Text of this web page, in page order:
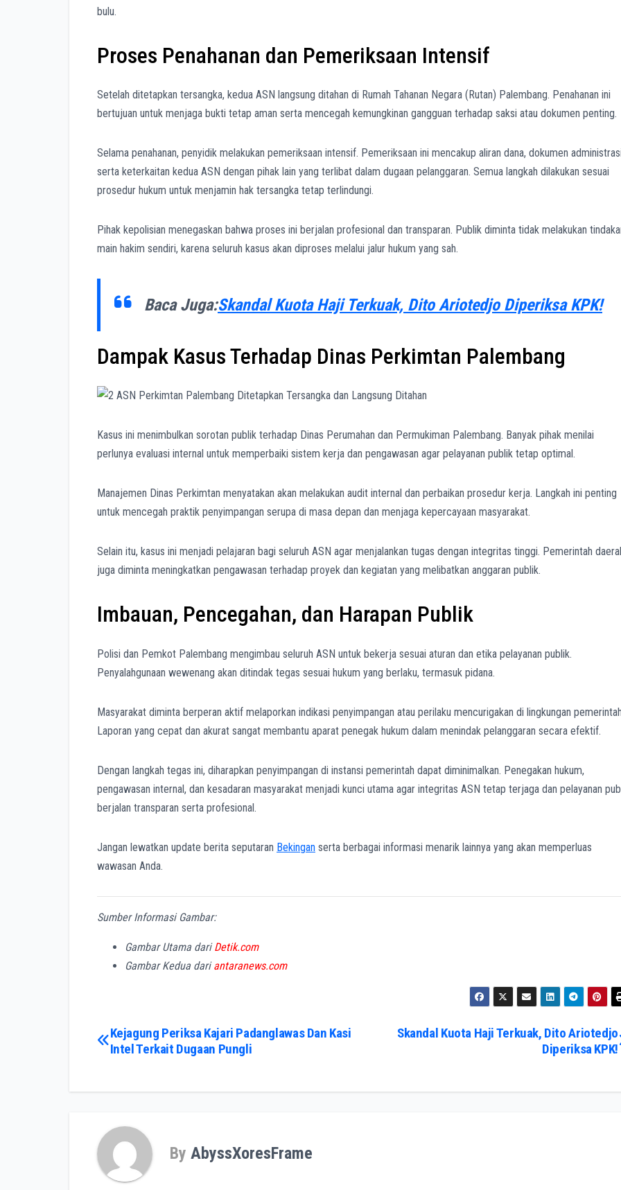
bulu.
Proses Penahanan dan Pemeriksaan Intensif
Setelah ditetapkan tersangka, kedua ASN langsung ditahan di Rumah Tahanan Negara (Rutan) Palembang. Penahanan ini
bertujuan untuk menjaga bukti tetap aman serta mencegah kemungkinan gangguan terhadap saksi atau dokumen penting.
Selama penahanan, penyidik melakukan pemeriksaan intensif. Pemeriksaan ini mencakup aliran dana, dokumen
serta keterkaitan kedua ASN dengan pihak lain yang terlibat dalam dugaan pelanggaran. Semua langkah dilakukan sesuai
prosedur hukum untuk menjamin hak tersangka tetap terlindungi.
Pihak kepolisian menegaskan bahwa proses ini berjalan profesional dan transparan. Publik diminta tidak melakukan
main hakim sendiri, karena seluruh kasus akan diproses melalui jalur hukum yang sah.
Baca Juga:Skandal Kuota Haji Terkuak, Dito Ariotedjo Diperiksa KPK!
Dampak Kasus Terhadap Dinas Perkimtan Palembang
Kasus ini menimbulkan sorotan publik terhadap Dinas Perumahan dan Permukiman Palembang. Banyak pihak menilai
perlunya evaluasi internal untuk memperbaiki sistem kerja dan pengawasan agar pelayanan publik tetap optimal.
Manajemen Dinas Perkimtan menyatakan akan melakukan audit internal dan perbaikan prosedur kerja. Langkah ini penting
untuk mencegah praktik penyimpangan serupa di masa depan dan menjaga kepercayaan masyarakat.
Selain itu, kasus ini menjadi pelajaran bagi seluruh ASN agar menjalankan tugas dengan integritas tinggi. Pemerintah
juga diminta meningkatkan pengawasan terhadap proyek dan kegiatan yang melibatkan anggaran publik.
Imbauan, Pencegahan, dan Harapan Publik
Polisi dan Pemkot Palembang mengimbau seluruh ASN untuk bekerja sesuai aturan dan etika pelayanan publik.
Penyalahgunaan wewenang akan ditindak tegas sesuai hukum yang berlaku, termasuk pidana.
Masyarakat diminta berperan aktif melaporkan indikasi penyimpangan atau perilaku mencurigakan di lingkungan
Laporan yang cepat dan akurat sangat membantu aparat penegak hukum dalam menindak pelanggaran secara efektif.
Dengan langkah tegas ini, diharapkan penyimpangan di instansi pemerintah dapat diminimalkan. Penegakan hukum,
pengawasan internal, dan kesadaran masyarakat menjadi kunci utama agar integritas ASN tetap terjaga dan pelayanan
berjalan transparan serta profesional.
Jangan lewatkan update berita seputaran Bekingan serta berbagai informasi menarik lainnya yang akan memperluas
wawasan Anda.
Sumber Informasi Gambar:
Gambar Utama dariDetik.com
Gambar Kedua dariantaranews.com
Post
Skandal Kuota Haji Terkuak, Dito Ariotedjo
Diperiksa KPK!
Kejagung Periksa Kajari Padanglawas Dan Kasi
Intel Terkait Dugaan Pungli
By AbyssXoresFrame